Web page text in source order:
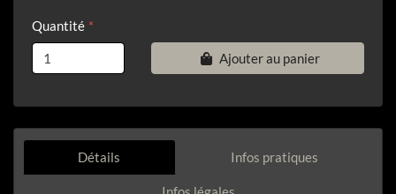
Quantité
Ajouter au panier
Détails Infos pratiques